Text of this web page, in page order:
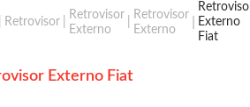
Retrovisor
Retrovisor
Externo
Retrovisor
Externo
Externo
Fiat
Externo Fiat